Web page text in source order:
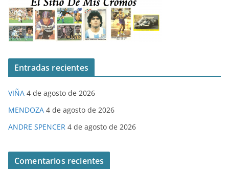
Entradas recientes
VIÑA 4 de agosto de 2026
MENDOZA 4 de agosto de 2026
ANDRE SPENCER 4 de agosto de 2026
Comentarios recientes